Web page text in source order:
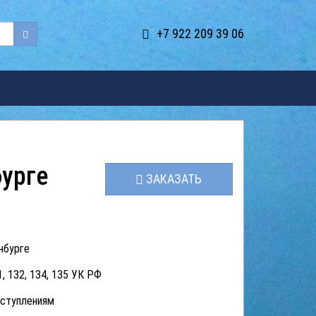
+7 922 209 39 06
ЗАКАЗАТЬ
132, 134, 135 УК РФ